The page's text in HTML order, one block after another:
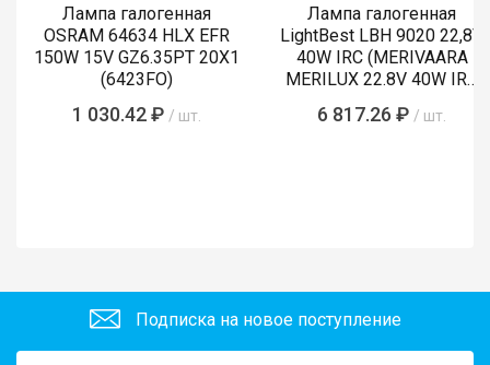
Лампа галогенная
OSRAM 64634 HLX EFR
150W 15V GZ6.35PT 20X1
(6423FO)
1 030.42 ₽ / шт.
Лампа галогенная
LightBest LBH 9020 22,8V
40W IRC (MERIVAARA
MERILUX 22.8V 40W IRC
6 817.26 ₽ / шт.
Подписка на новое поступление